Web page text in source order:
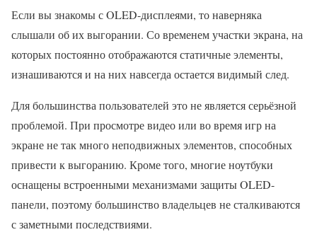
Если вы знакомы с OLED-дисплеями, то наверняка
слышали об их выгорании. Со временем участки экрана, на
которых постоянно отображаются статичные элементы,
изнашиваются и на них навсегда остается видимый след.
Для большинства пользователей это не является серьёзной
проблемой. При просмотре видео или во время игр на
экране не так много неподвижных элементов, способных
привести к выгоранию. Кроме того, многие ноутбуки
оснащены встроенными механизмами защиты OLED-
панели, поэтому большинство владельцев не сталкиваются
с заметными последствиями.